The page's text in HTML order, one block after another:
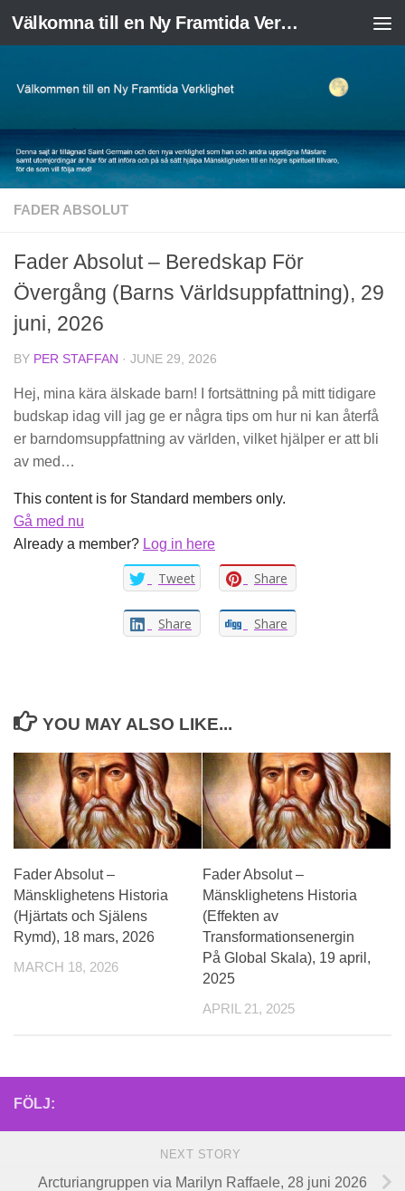
Skip to content Välkomna till en Ny Framtida Verklighet
FADER ABSOLUT
Fader Absolut – Beredskap För
Övergång (Barns Världsuppfattning), 29
juni, 2026
BY PER STAFFAN · JUNE 29, 2026
Hej, mina kära älskade barn! I fortsättning på mitt tidigare
budskap idag vill jag ge er några tips om hur ni kan återfå
er barndomsuppfattning av världen, vilket hjälper er att bli
av med…
This content is for Standard members only.
Gå med nu
Already a member? Log in here
Tweet Share
Share Share
YOU MAY ALSO LIKE...
Fader Absolut –
Mänsklighetens Historia
(Hjärtats och Själens
Rymd), 18 mars, 2026
MARCH 18, 2026
Fader Absolut –
Mänsklighetens Historia
(Effekten av
Transformationsenergin
På Global Skala), 19 april,
2025
APRIL 21, 2025
FÖLJ:
NEXT STORY
Arcturiangruppen via Marilyn Raffaele, 28 juni 2026